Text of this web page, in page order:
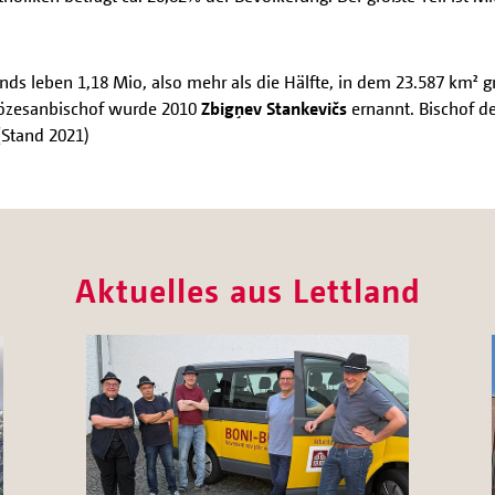
leben 1,18 Mio, also mehr als die Hälfte, in dem 23.587 km²
wurde 2010 Zbigņev Stankevičs ernannt. Bischof
2021)
Aktuelles aus Lettland